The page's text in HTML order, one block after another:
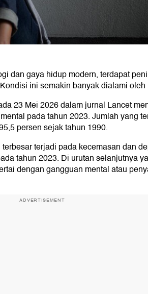
dan gaya hidup modern, terdapat
ini semakin banyak dialami oleh
23 Mei 2026 dalam jurnal Lancet
pada tahun 2023. Jumlah yang
persen sejak tahun 1990.
terjadi pada kecemasan dan
tahun 2023. Di urutan selanjutnya
dengan gangguan mental atau
ADVERTISEMENT